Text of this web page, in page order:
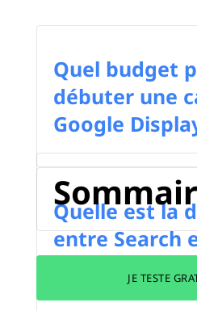
Quel budget
débuter une
Google
Quelle est la
entre Search
JE TESTE